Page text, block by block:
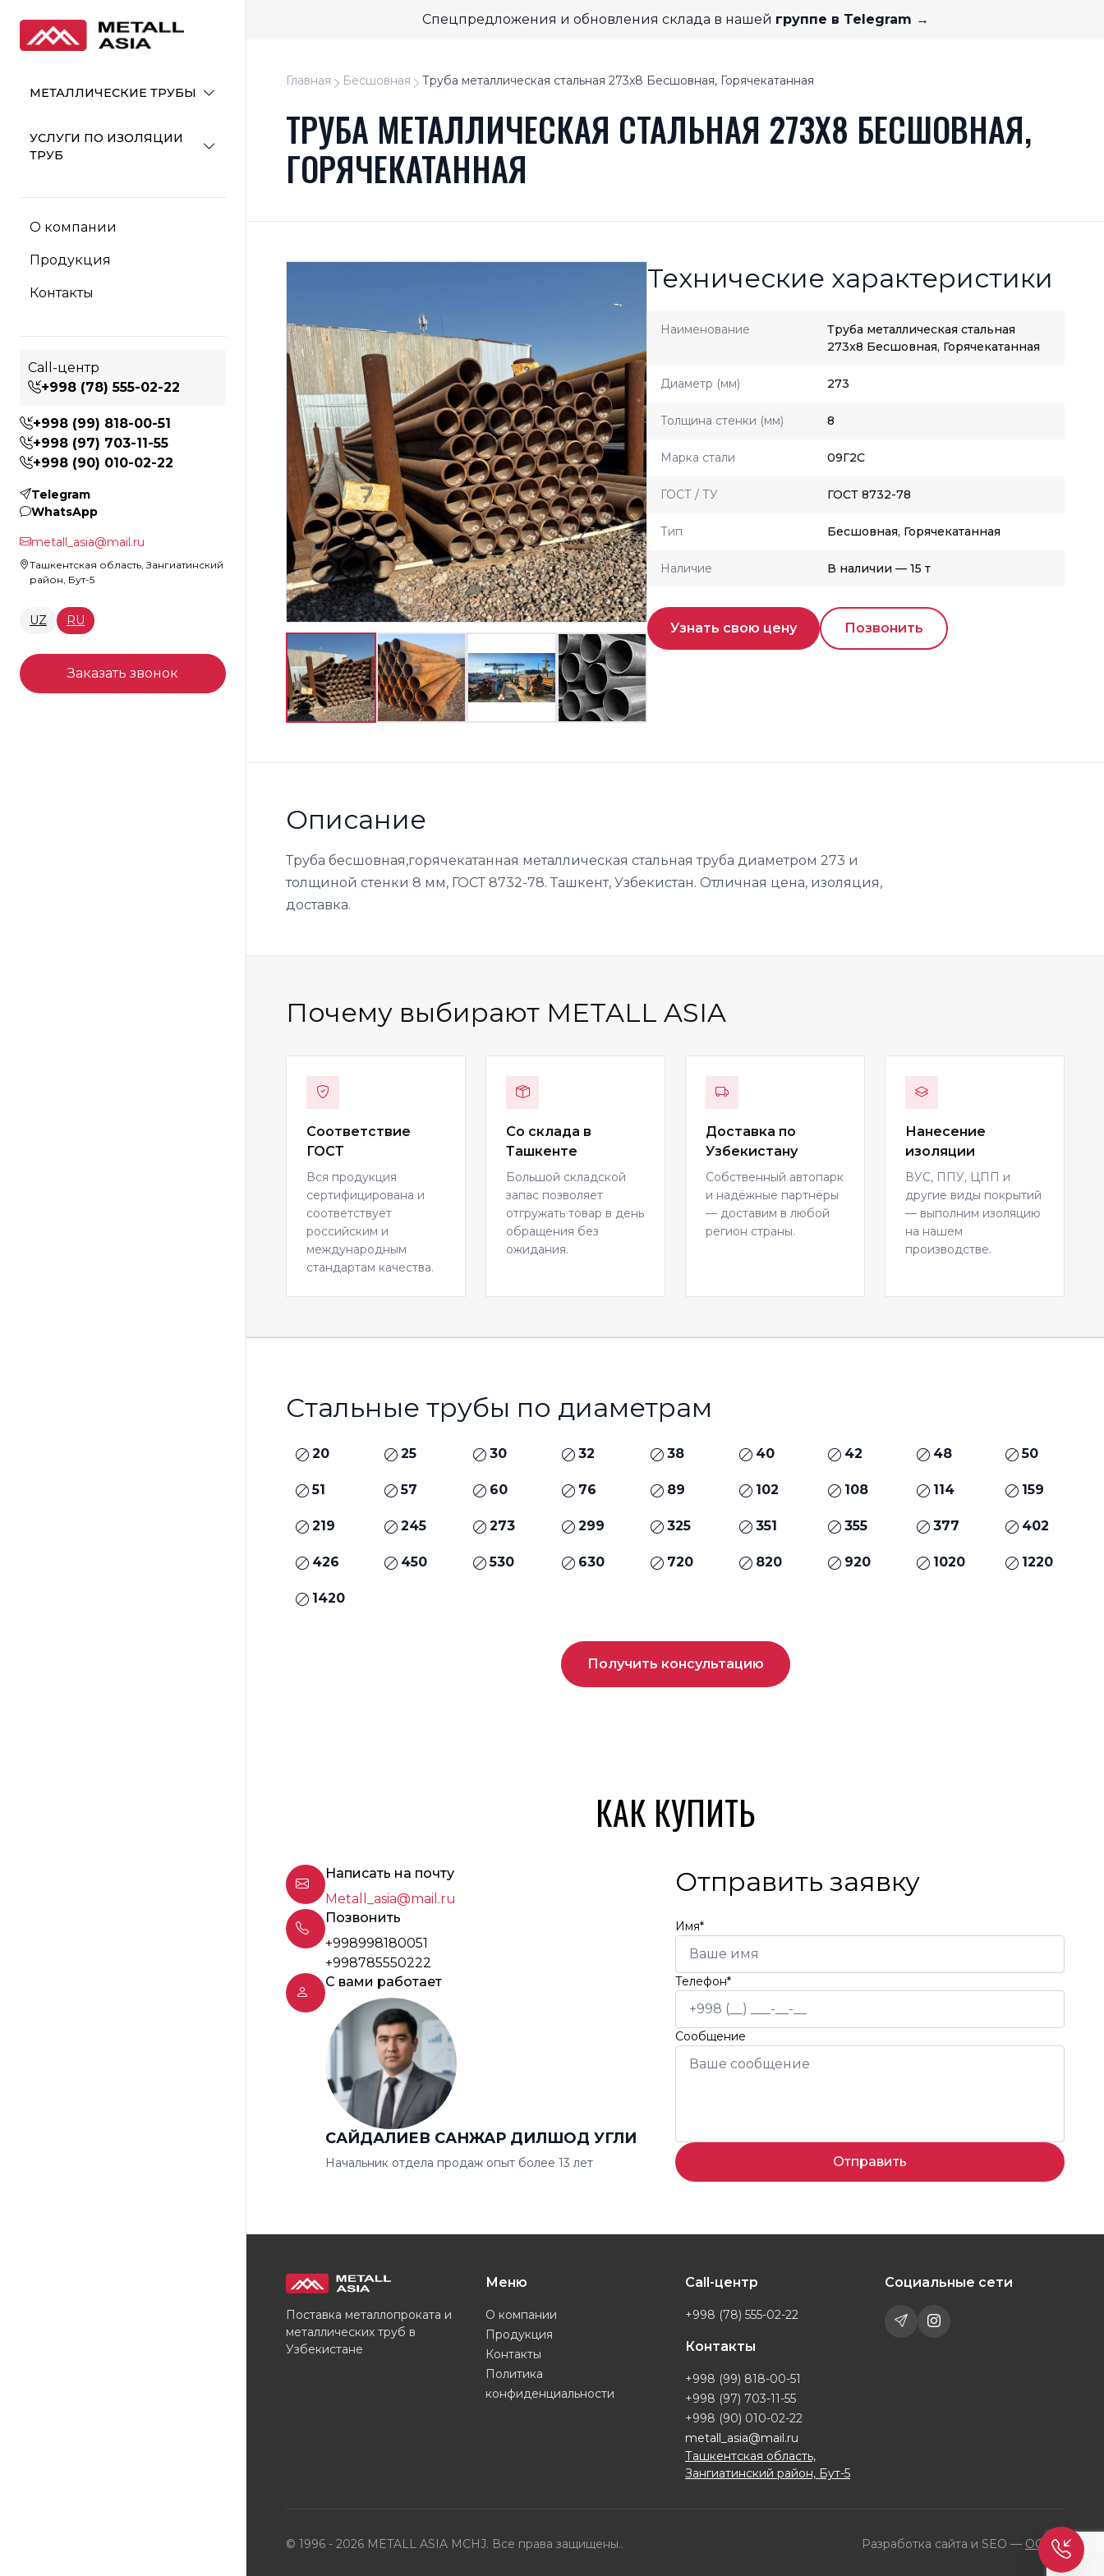
МЕТАЛЛИЧЕСКИЕ ТРУБЫ
УСЛУГИ ПО ИЗОЛЯЦИИ
ТРУБ
О компании
Продукция
Контакты
Call-центр
+998 (78) 555-02-22
+998 (99) 818-00-51
+998 (97) 703-11-55
+998 (90) 010-02-22
Telegram
WhatsApp
metall_asia@mail.ru
Ташкентская область, Зангиатинский
район, Бут-5
UZ RU
Заказать звонок
Спецпредложения и обновления склада в нашей группе в Telegram →
Главная Бесшовная Труба металлическая стальная 273x8 Бесшовная, Горячекатанная
ТРУБА МЕТАЛЛИЧЕСКАЯ СТАЛЬНАЯ 273X8 БЕСШОВНАЯ,
ГОРЯЧЕКАТАННАЯ
Технические характеристики
Наименование
Труба металлическая стальная
273x8 Бесшовная, Горячекатанная
Диаметр (мм) 273
Толщина стенки (мм) 8
Марка стали 09Г2С
ГОСТ / ТУ ГОСТ 8732-78
Тип Бесшовная, Горячекатанная
Наличие В наличии — 15 т
Узнать свою цену Позвонить
Описание
Труба бесшовная,горячекатанная металлическая стальная труба диаметром 273 и
толщиной стенки 8 мм, ГОСТ 8732-78. Ташкент, Узбекистан. Отличная цена, изоляция,
доставка.
Почему выбирают METALL ASIA
Соответствие
ГОСТ
Вся продукция
сертифицирована и
соответствует
российским и
международным
стандартам качества.
Со склада в
Ташкенте
Большой складской
запас позволяет
отгружать товар в день
обращения без
ожидания.
Доставка по
Узбекистану
Собственный автопарк
и надёжные партнёры
— доставим в любой
регион страны.
Нанесение
изоляции
ВУС, ППУ, ЦПП и
другие виды покрытий
— выполним изоляцию
на нашем
производстве.
Стальные трубы по диаметрам
20 25 30 32 38 40 42 48 50
51 57 60 76 89 102 108 114 159
219 245 273 299 325 351 355 377 402
426 450 530 630 720 820 920 1020 1220
1420
Получить консультацию
КАК КУПИТЬ
Написать на почту
Metall_asia@mail.ru
Позвонить
+998998180051
+998785550222
С вами работает
САЙДАЛИЕВ САНЖАР ДИЛШОД УГЛИ
Начальник отдела продаж опыт более 13 лет
Отправить заявку
Имя*
Телефон*
Сообщение
Отправить
Поставка металлопроката и
металлических труб в
Узбекистане
Меню
О компании
Продукция
Контакты
Политика
конфиденциальности
Call-центр
+998 (78) 555-02-22
Контакты
+998 (99) 818-00-51
+998 (97) 703-11-55
+998 (90) 010-02-22
metall_asia@mail.ru
Ташкентская область,
Зангиатинский район, Бут-5
Социальные сети
© 1996 - 2026 METALL ASIA MCHJ. Все права защищены.. Разработка сайта и SEO — OQILA